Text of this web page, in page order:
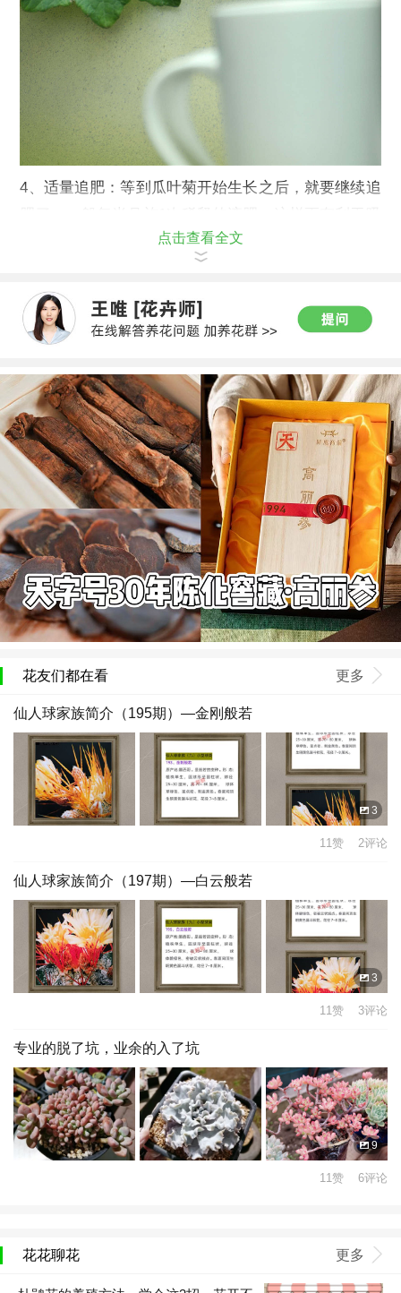
4、适量追肥：等到瓜叶菊开始生长之后，就要继续追
点击查看全文
花友们都在看 更多
仙人球家族简介（195期）—金刚般若
3
11赞 2评论
仙人球家族简介（197期）—白云般若
3
11赞 3评论
专业的脱了坑，业余的入了坑
9
11赞 6评论
花花聊花 更多